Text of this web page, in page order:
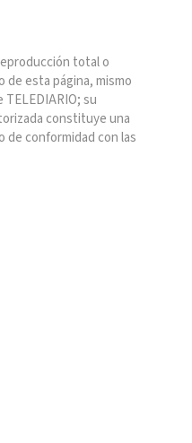
total o
de esta página, mismo
su
constituye una
de conformidad con las